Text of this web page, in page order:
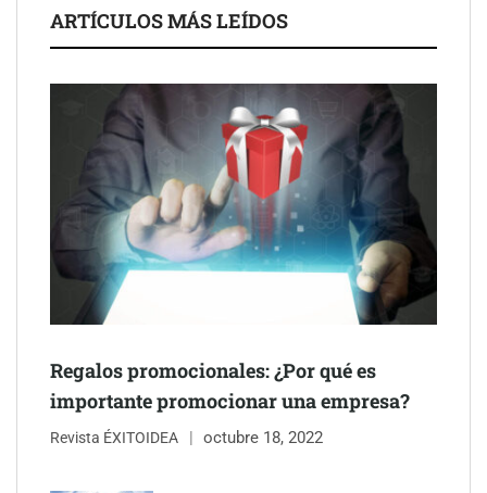
UrbanPay lanza en 19 mercados europeos su solución de pagos
inmobiliarios: hasta 82% de ahorro por cobro
Gestoría Online reduce a unas horas el alta de autónomo
ARTÍCULOS MÁS LEÍDOS
Regalos promocionales: ¿Por qué es
importante promocionar una empresa?
Revista ÉXITOIDEA octubre 18, 2022